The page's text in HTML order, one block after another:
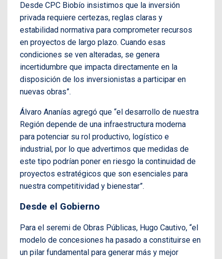
Desde CPC Biobío insistimos que la inversión
privada requiere certezas, reglas claras y
estabilidad normativa para comprometer recursos
en proyectos de largo plazo. Cuando esas
condiciones se ven alteradas, se genera
incertidumbre que impacta directamente en la
disposición de los inversionistas a participar en
nuevas obras”.
Álvaro Ananías agregó que “el desarrollo de nuestra
Región depende de una infraestructura moderna
para potenciar su rol productivo, logístico e
industrial, por lo que advertimos que medidas de
este tipo podrían poner en riesgo la continuidad de
proyectos estratégicos que son esenciales para
nuestra competitividad y bienestar”.
Desde el Gobierno
Para el seremi de Obras Públicas, Hugo Cautivo, “el
modelo de concesiones ha pasado a constituirse en
un pilar fundamental para generar más y mejor